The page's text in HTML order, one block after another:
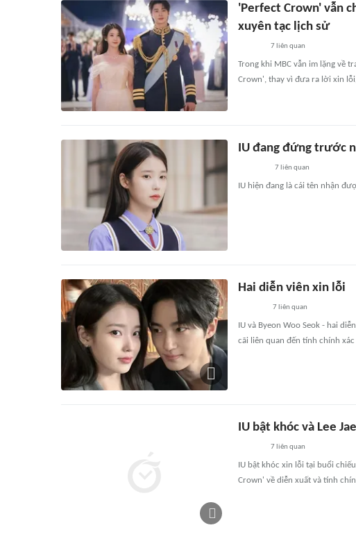
'Perfect Crown' vẫn
xuyên tạc lịch sử
7liên quan
Trong khi MBC vẫn im lặng về
Crown', thay vì đưa ra lời xin
IU đang đứng trước
7liên quan
IU hiện đang là cái tên nhận
Hai diễn viên xin lỗi
7liên quan
IU và Byeon Woo Seok - hai
cãi liên quan đến tính chính
IU bật khóc và Lee
7liên quan
IU bật khóc xin lỗi tại buổi
Crown' về diễn xuất và tính